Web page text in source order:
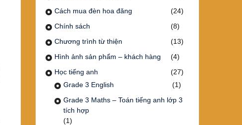
Cách mua đèn hoa đăng
(24)
Chính sách
(8)
Chương trình từ thiện
(13)
Hình ảnh sản phẩm – khách hàng
(4)
Học tiếng anh
(27)
Grade 3 English
(1)
Grade 3 Maths – Toán tiếng anh lớp 3
tích hợp
(1)